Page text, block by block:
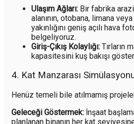
Ulaşım Ağları: Bir fabrika
alanının, otobana, limana
yakınlığını geniş açılı hava
belgeliyoruz.
Giriş-Çıkış Kolaylığı: Tırların
kapasitesini kuş bakışı
4. Kat Manzarası
Henüz temeli bile atılmamış
Geleceği Göstermek: İnşaat
planlanan binanın her kat